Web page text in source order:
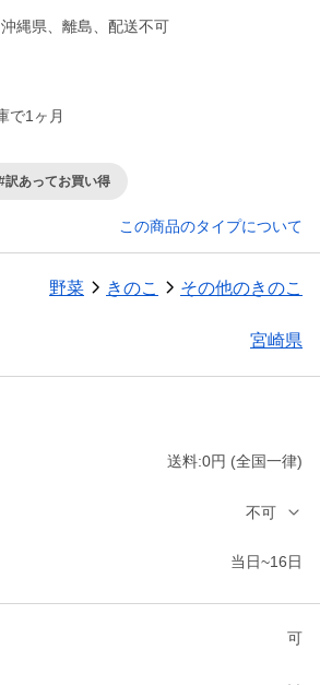
縄県、離島、配送不可
で1ヶ月
訳あってお買い得
この商品のタイプについて
野菜 きのこ その他のきのこ
宮崎県
送料:0円 (全国一律)
不可
当日~16日
可